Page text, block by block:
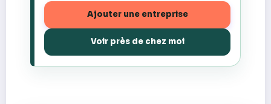
Ajouter une entreprise
Voir près de chez moi